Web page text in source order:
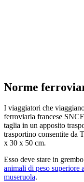
Norme
I viaggiatori che
ferroviaria francese
taglia in un apposito
trasportino consentite da
x 30 x 50 cm.
Esso deve stare in
animali di peso superiore
museruola.